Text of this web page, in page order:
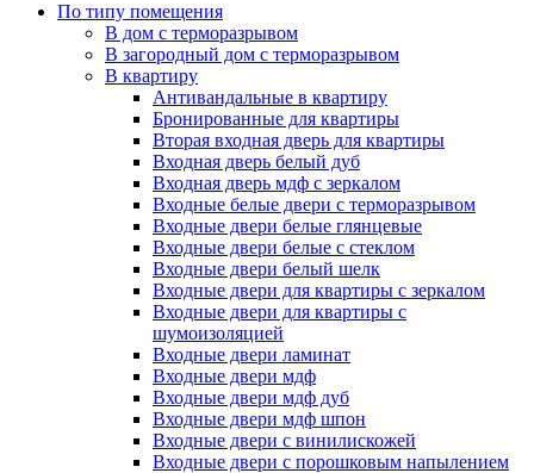
По типу помещения
В дом с терморазрывом
В загородный дом с терморазрывом
В квартиру
Антивандальные в квартиру
Бронированные для квартиры
Вторая входная дверь для квартиры
Входная дверь белый дуб
Входная дверь мдф с зеркалом
Входные белые двери с терморазрывом
Входные двери белые глянцевые
Входные двери белые с стеклом
Входные двери белый шелк
Входные двери для квартиры с зеркалом
Входные двери для квартиры с
шумоизоляцией
Входные двери ламинат
Входные двери мдф
Входные двери мдф дуб
Входные двери мдф шпон
Входные двери с винилискожей
Входные двери с порошковым напылением